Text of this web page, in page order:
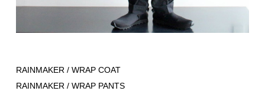
RAINMAKER / WRAP COAT
RAINMAKER / WRAP PANTS